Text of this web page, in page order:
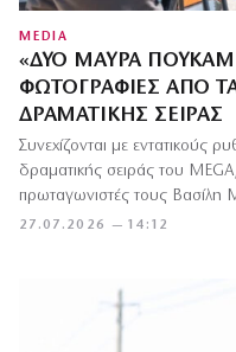
MEDIA
«ΔΥΟ ΜΑΎΡΑ
ΦΩΤΟΓΡΑΦΊΕΣ ΑΠΌ
ΔΡΑΜΑΤΙΚΉΣ ΣΕΙΡΆΣ
27.07.2026 — 14:12
Συνεχίζονται με εντατικούς
δραματικής σειράς του
πρωταγωνιστές τους